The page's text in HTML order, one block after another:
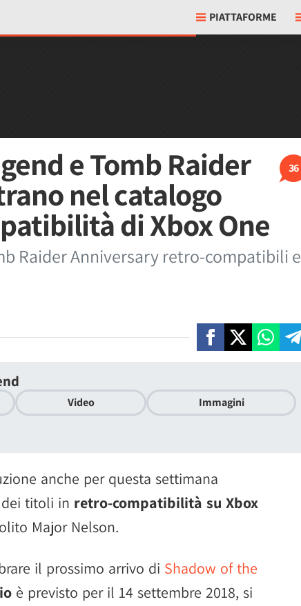
PIATTAFORME
36
e Tomb Raider
nel catalogo
di Xbox One
Raider Anniversary retro-compatibili e
Video Immagini
anche per questa settimana
titoli in retro-compatibilità su Xbox
Major Nelson.
il prossimo arrivo di Shadow of the
è previsto per il 14 settembre 2018, si